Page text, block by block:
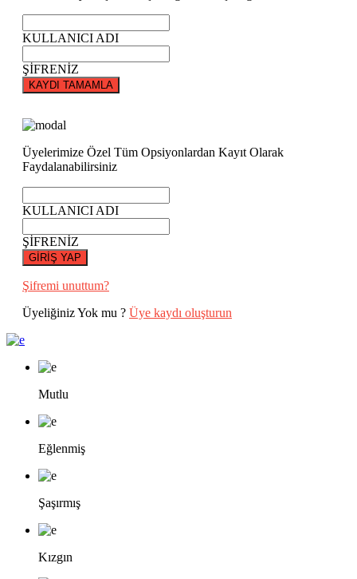
KULLANICI ADI
ŞİFRENİZ
KAYDI TAMAMLA
Üyelerimize Özel Tüm Opsiyonlardan Kayıt Olarak
Faydalanabilirsiniz
KULLANICI ADI
ŞİFRENİZ
GİRİŞ YAP
Şifremi unuttum?
Üyeliğiniz Yok mu ? Üye kaydı oluşturun
Mutlu
Eğlenmiş
Şaşırmış
Kızgın